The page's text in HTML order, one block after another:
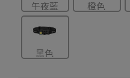
午夜藍 橙色
黑色